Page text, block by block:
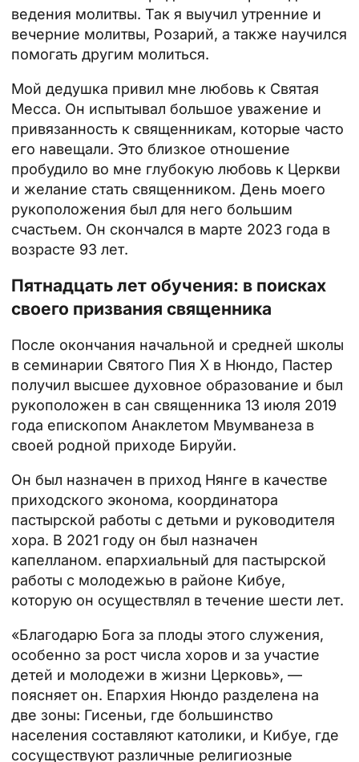
ведения молитвы. Так я выучил утренние и
вечерние молитвы, Розарий, а также научился
помогать другим молиться.
Мой дедушка привил мне любовь к Святая
Месса. Он испытывал большое уважение и
привязанность к священникам, которые часто
его навещали. Это близкое отношение
пробудило во мне глубокую любовь к Церкви
и желание стать священником. День моего
рукоположения был для него большим
счастьем. Он скончался в марте 2023 года в
возрасте 93 лет.
Пятнадцать лет обучения: в поисках
своего призвания священника
После окончания начальной и средней школы
в семинарии Святого Пия X в Нюндо, Пастер
получил высшее духовное образование и был
рукоположен в сан священника 13 июля 2019
года епископом Анаклетом Мвумванеза в
своей родной приходе Бируйи.
Он был назначен в приход Нянге в качестве
приходского эконома, координатора
пастырской работы с детьми и руководителя
хора. В 2021 году он был назначен
капелланом. епархиальный для пастырской
работы с молодежью в районе Кибуе,
которую он осуществлял в течение шести лет.
«Благодарю Бога за плоды этого служения,
особенно за рост числа хоров и за участие
детей и молодежи в жизни Церковь», —
поясняет он. Епархия Нюндо разделена на
две зоны: Гисеньи, где большинство
населения составляют католики, и Кибуе, где
сосуществуют различные религиозные